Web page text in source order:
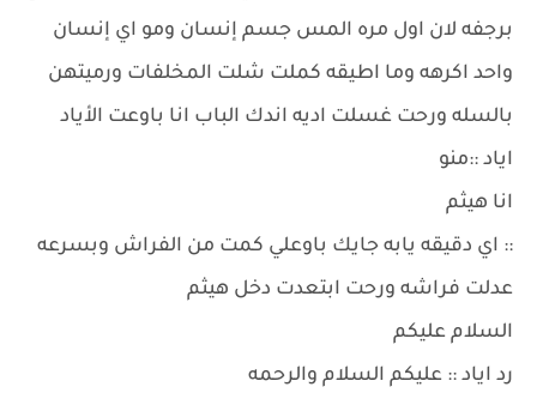
برجفه لان اول مره المس جسم إنسان ومو اي إنسان
واحد اكرهه وما اطيقه كملت شلت المخلفات ورميتهن
بالسله ورحت غسلت اديه اندك الباب انا باوعت الأياد
اياد ::منو
انا هيثم
:: اي دقيقه يابه جايك باوعلي كمت من الفراش وبسرعه
عدلت فراشه ورحت ابتعدت دخل هيثم
السلام عليكم
رد اياد :: عليكم السلام والرحمه